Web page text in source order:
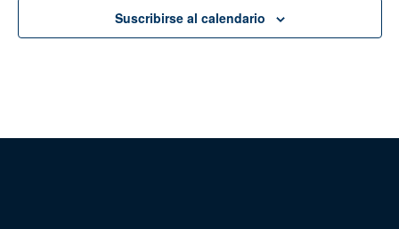
Suscribirse al calendario